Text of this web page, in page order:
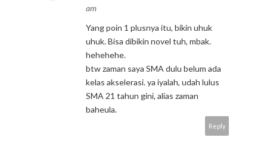
am
Yang poin 1 plusnya itu, bikin uhuk
uhuk. Bisa dibikin novel tuh, mbak.
hehehehe.
btw zaman saya SMA dulu belum ada
kelas akselerasi. ya iyalah, udah lulus
SMA 21 tahun gini, alias zaman
baheula.
Reply